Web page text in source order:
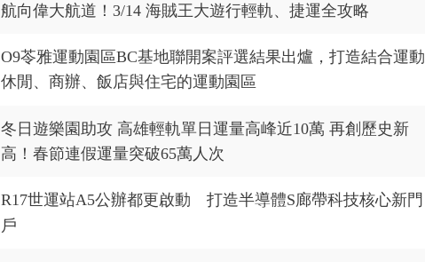
航向偉大航道！3/14 海賊王大遊行輕軌、捷運全攻略
O9苓雅運動園區BC基地聯開案評選結果出爐，打造結合運動
休閒、商辦、飯店與住宅的運動園區
冬日遊樂園助攻 高雄輕軌單日運量高峰近10萬 再創歷史新
高！春節連假運量突破65萬人次
R17世運站A5公辦都更啟動 打造半導體S廊帶科技核心新門
戶